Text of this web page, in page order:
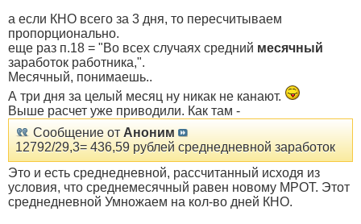
а если КНО всего за 3 дня, то пересчитываем
пропорционально.
еще раз п.18 = "Во всех случаях средний месячный
заработок работника,".
Месячный, понимаешь..
А три дня за целый месяц ну никак не канают.
Выше расчет уже приводили. Как там -
Сообщение от Аноним
12792/29,3= 436,59 рублей среднедневной заработок
Это и есть среднедневной, рассчитанный исходя из
условия, что среднемесячный равен новому МРОТ. Этот
среднедневной Умножаем на кол-во дней КНО.